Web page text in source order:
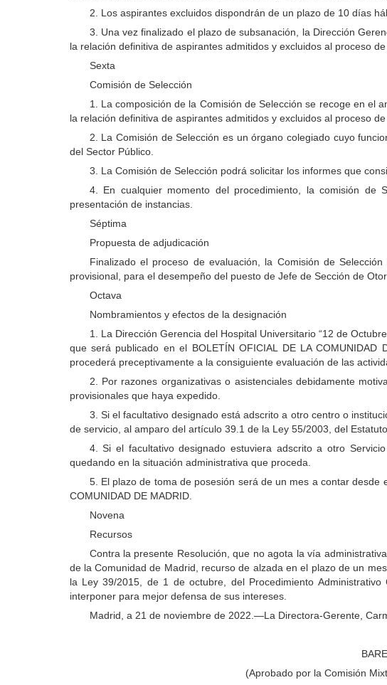
2. Los aspirantes excluidos dispondrán de un plazo de 10 días
3. Una vez finalizado el plazo de subsanación, la Dirección
la relación definitiva de aspirantes admitidos y excluidos al proceso de
Sexta
Comisión de Selección
1. La composición de la Comisión de Selección se recoge en el
la relación definitiva de aspirantes admitidos y excluidos al proceso de
2. La Comisión de Selección es un órgano colegiado cuyo
del Sector Público.
3. La Comisión de Selección podrá solicitar los informes que
4. En cualquier momento del procedimiento, la comisión de
presentación de instancias.
Séptima
Propuesta de adjudicación
Finalizado el proceso de evaluación, la Comisión de
provisional, para el desempeño del puesto de Jefe de Sección de
Octava
Nombramientos y efectos de la designación
1. La Dirección Gerencia del Hospital Universitario “12 de
que será publicado en el BOLETÍN OFICIAL DE LA
procederá preceptivamente a la consiguiente evaluación de las
2. Por razones organizativas o asistenciales debidamente
provisionales que haya expedido.
3. Si el facultativo designado está adscrito a otro centro o
de servicio, al amparo del artículo 39.1 de la Ley 55/2003, del
4. Si el facultativo designado estuviera adscrito a otro
quedando en la situación administrativa que proceda.
5. El plazo de toma de posesión será de un mes a contar
COMUNIDAD DE MADRID.
Novena
Recursos
Contra la presente Resolución, que no agota la vía
de la Comunidad de Madrid, recurso de alzada en el plazo de un
la Ley 39/2015, de 1 de octubre, del Procedimiento
interponer para mejor defensa de sus intereses.
Madrid, a 21 de noviembre de 2022.—La Directora-Gerente,
(Aprobado por la Comisión